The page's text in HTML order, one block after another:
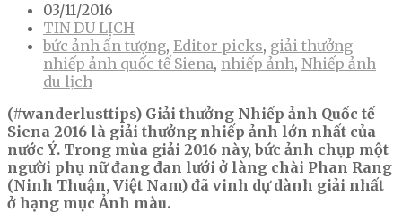
03/11/2016
TIN DU LỊCH
bức ảnh ấn tượng, Editor picks, giải thưởng
nhiếp ảnh quốc tế Siena, nhiếp ảnh, Nhiếp ảnh
du lịch
(#wanderlusttips) Giải thưởng Nhiếp ảnh Quốc tế
Siena 2016 là giải thưởng nhiếp ảnh lớn nhất của
nước Ý. Trong mùa giải 2016 này, bức ảnh chụp một
người phụ nữ đang đan lưới ở làng chài Phan Rang
(Ninh Thuận, Việt Nam) đã vinh dự dành giải nhất
ở hạng mục Ảnh màu.